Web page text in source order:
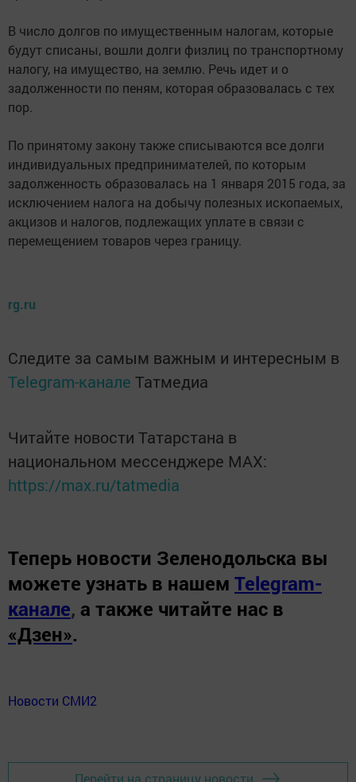
В число долгов по имущественным налогам, которые
будут списаны, вошли долги физлиц по транспортному
налогу, на имущество, на землю. Речь идет и о
задолженности по пеням, которая образовалась с тех
пор.
По принятому закону также списываются все долги
индивидуальных предпринимателей, по которым
задолженность образовалась на 1 января 2015 года, за
исключением налога на добычу полезных ископаемых,
акцизов и налогов, подлежащих уплате в связи с
перемещением товаров через границу.
rg.ru
Следите за самым важным и интересным в
Telegram-канале Татмедиа
Читайте новости Татарстана в
национальном мессенджере MАХ:
https://max.ru/tatmedia
Теперь новости Зеленодольска вы
можете узнать в нашем Telegram-
канале, а также читайте нас в
«Дзен».
Новости СМИ2
Перейти на страницу новости